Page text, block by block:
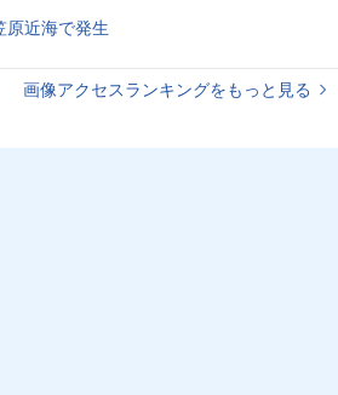
原近海で発生
画像アクセスランキングをもっと見る